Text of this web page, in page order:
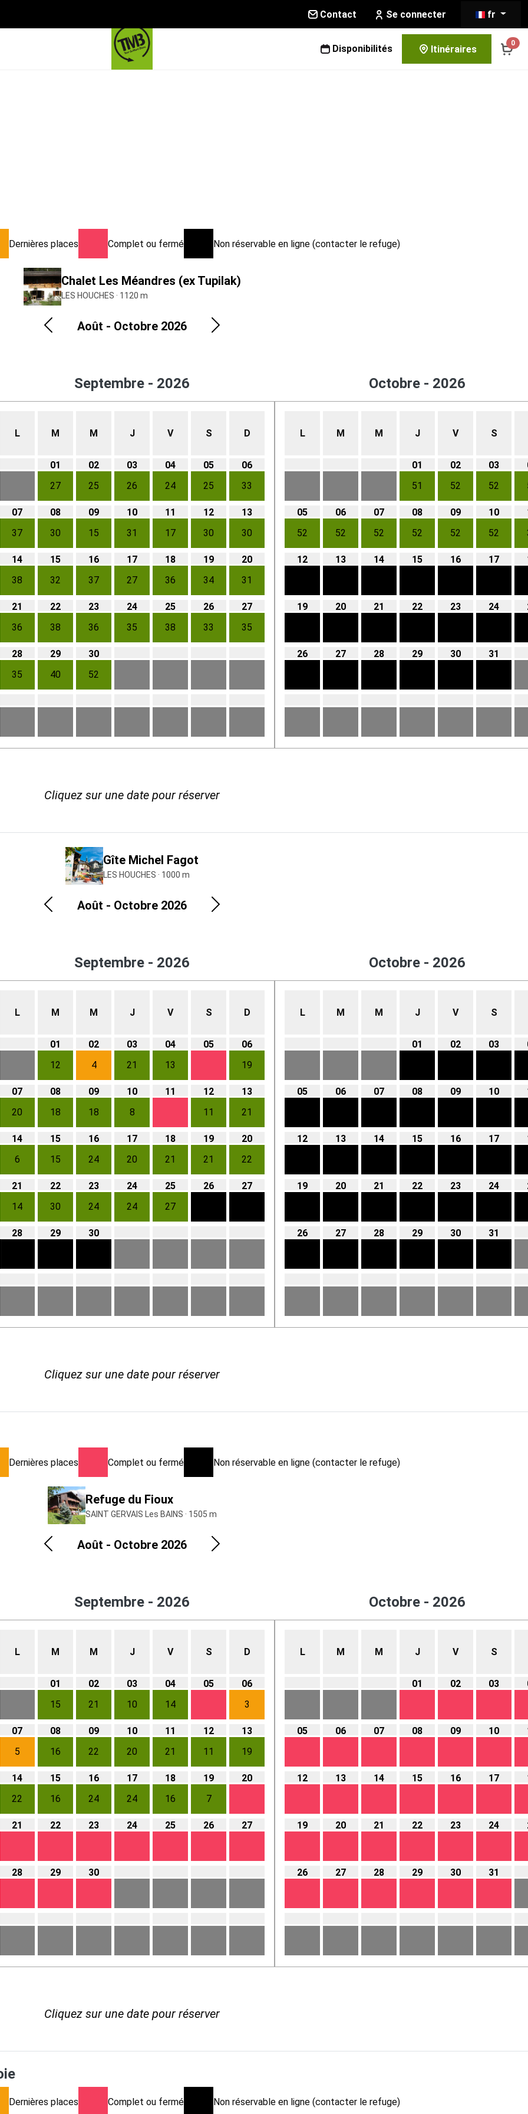
Contact Se connecter fr
Disponibilités Itinéraires
0
Dernières places Complet ou fermé Non réservable en ligne (contacter le refuge)
Chalet Les Méandres (ex Tupilak)
LES HOUCHES · 1120 m
Août - Octobre 2026
Septembre - 2026
L M M J V S D
01
27
02
25
03
26
04
24
05
25
06
33
07
37
08
30
09
15
10
31
11
17
12
30
13
30
14
38
15
32
16
37
17
27
18
36
19
34
20
31
21
36
22
38
23
36
24
35
25
38
26
33
27
35
28
35
29
40
30
52
Octobre - 2026
L M M J V S
01
51
02
52
03
52
05
52
06
52
07
52
08
52
09
52
10
52
12 13 14 15 16 17
19 20 21 22 23 24
26 27 28 29 30 31
Cliquez sur une date pour réserver
Gîte Michel Fagot
LES HOUCHES · 1000 m
Août - Octobre 2026
Septembre - 2026
L M M J V S D
01
12
02
4
03
21
04
13
05
06
19
07
20
08
18
09
18
10
8
11
12
11
13
21
14
6
15
15
16
24
17
20
18
21
19
21
20
22
21
14
22
30
23
24
24
24
25
27
26 27
28 29 30
Octobre - 2026
L M M J V S
01 02 03
05 06 07 08 09 10
12 13 14 15 16 17
19 20 21 22 23 24
26 27 28 29 30 31
Cliquez sur une date pour réserver
Dernières places Complet ou fermé Non réservable en ligne (contacter le refuge)
Refuge du Fioux
SAINT GERVAIS Les BAINS · 1505 m
Août - Octobre 2026
Septembre - 2026
L M M J V S D
01
15
02
21
03
10
04
14
05
06
3
07
5
08
16
09
22
10
20
11
21
12
11
13
19
14
22
15
16
16
24
17
24
18
16
19
7
20
21 22 23 24 25 26 27
28 29 30
Octobre - 2026
L M M J V S
01 02 03
05 06 07 08 09 10
12 13 14 15 16 17
19 20 21 22 23 24
26 27 28 29 30 31
Cliquez sur une date pour réserver
Dernières places Complet ou fermé Non réservable en ligne (contacter le refuge)